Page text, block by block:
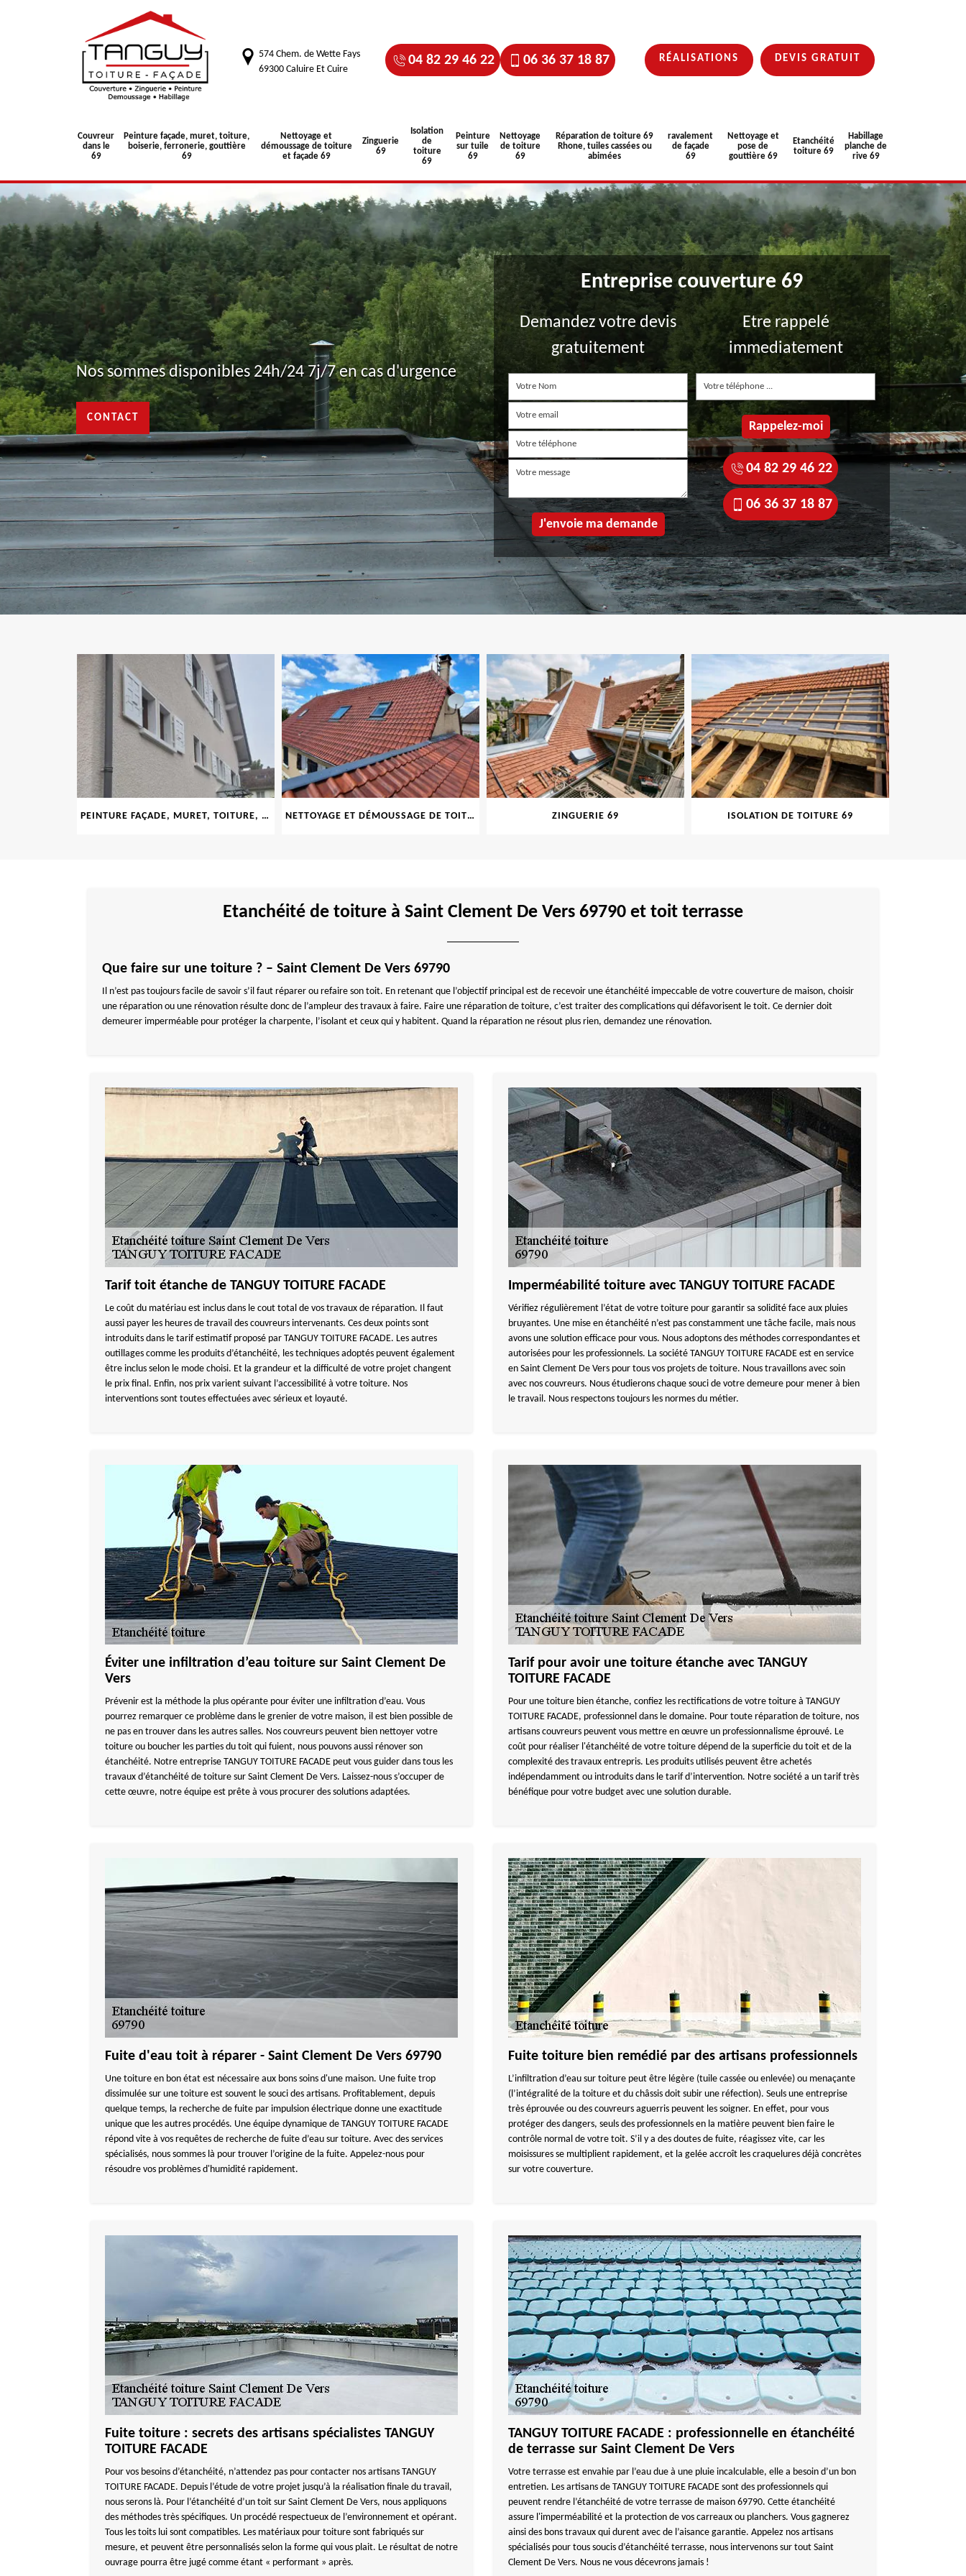
574 Chem. de Wette Fays
69300 Caluire Et Cuire
04 82 29 46 22 06 36 37 18 87 RÉALISATIONS DEVIS GRATUIT
Couvreur
dans le
69
Peinture façade, muret, toiture,
boiserie, ferronerie, gouttière
69
Nettoyage et
démoussage de toiture
et façade 69
Zinguerie
69
Isolation
de
toiture
69
Peinture
sur tuile
69
Nettoyage
de toiture
69
Réparation de toiture 69
Rhone, tuiles cassées ou
abimées
ravalement
de façade
69
Nettoyage et
pose de
gouttière 69
Etanchéité
toiture 69
Habillage
planche de
rive 69
Nos sommes disponibles 24h/24 7j/7 en cas d'urgence
CONTACT
Entreprise couverture 69
Demandez votre devis
gratuitement
Etre rappelé
immediatement
04 82 29 46 22
06 36 37 18 87
PEINTURE FAÇADE, MURET, TOITURE, BOISERIE, FERRONERIE, GOUTTIÈRE 69 NETTOYAGE ET DÉMOUSSAGE DE TOITURE ET FAÇADE 69 ZINGUERIE 69 ISOLATION DE TOITURE 69
Etanchéité de toiture à Saint Clement De Vers 69790 et toit terrasse
Que faire sur une toiture ? – Saint Clement De Vers 69790
Il n’est pas toujours facile de savoir s’il faut réparer ou refaire son toit. En retenant que l’objectif principal est de recevoir une étanchéité impeccable de votre couverture de maison, choisir
une réparation ou une rénovation résulte donc de l’ampleur des travaux à faire. Faire une réparation de toiture, c’est traiter des complications qui défavorisent le toit. Ce dernier doit
demeurer imperméable pour protéger la charpente, l’isolant et ceux qui y habitent. Quand la réparation ne résout plus rien, demandez une rénovation.
Tarif toit étanche de TANGUY TOITURE FACADE
Le coût du matériau est inclus dans le cout total de vos travaux de réparation. Il faut
aussi payer les heures de travail des couvreurs intervenants. Ces deux points sont
introduits dans le tarif estimatif proposé par TANGUY TOITURE FACADE. Les autres
outillages comme les produits d’étanchéité, les techniques adoptés peuvent également
être inclus selon le mode choisi. Et la grandeur et la difficulté de votre projet changent
le prix final. Enfin, nos prix varient suivant l’accessibilité à votre toiture. Nos
interventions sont toutes effectuées avec sérieux et loyauté.
Imperméabilité toiture avec TANGUY TOITURE FACADE
Vérifiez régulièrement l’état de votre toiture pour garantir sa solidité face aux pluies
bruyantes. Une mise en étanchéité n’est pas constamment une tâche facile, mais nous
avons une solution efficace pour vous. Nous adoptons des méthodes correspondantes et
autorisées pour les professionnels. La société TANGUY TOITURE FACADE est en service
en Saint Clement De Vers pour tous vos projets de toiture. Nous travaillons avec soin
avec nos couvreurs. Nous étudierons chaque souci de votre demeure pour mener à bien
le travail. Nous respectons toujours les normes du métier.
Éviter une infiltration d’eau toiture sur Saint Clement De
Vers
Prévenir est la méthode la plus opérante pour éviter une infiltration d’eau. Vous
pourrez remarquer ce problème dans le grenier de votre maison, il est bien possible de
ne pas en trouver dans les autres salles. Nos couvreurs peuvent bien nettoyer votre
toiture ou boucher les parties du toit qui fuient, nous pouvons aussi rénover son
étanchéité. Notre entreprise TANGUY TOITURE FACADE peut vous guider dans tous les
travaux d’étanchéité de toiture sur Saint Clement De Vers. Laissez-nous s’occuper de
cette œuvre, notre équipe est prête à vous procurer des solutions adaptées.
Tarif pour avoir une toiture étanche avec TANGUY
TOITURE FACADE
Pour une toiture bien étanche, confiez les rectifications de votre toiture à TANGUY
TOITURE FACADE, professionnel dans le domaine. Pour toute réparation de toiture, nos
artisans couvreurs peuvent vous mettre en œuvre un professionnalisme éprouvé. Le
coût pour réaliser l'étanchéité de votre toiture dépend de la superficie du toit et de la
complexité des travaux entrepris. Les produits utilisés peuvent être achetés
indépendamment ou introduits dans le tarif d’intervention. Notre société a un tarif très
bénéfique pour votre budget avec une solution durable.
Fuite d'eau toit à réparer - Saint Clement De Vers 69790
Une toiture en bon état est nécessaire aux bons soins d'une maison. Une fuite trop
dissimulée sur une toiture est souvent le souci des artisans. Profitablement, depuis
quelque temps, la recherche de fuite par impulsion électrique donne une exactitude
unique que les autres procédés. Une équipe dynamique de TANGUY TOITURE FACADE
répond vite à vos requêtes de recherche de fuite d’eau sur toiture. Avec des services
spécialisés, nous sommes là pour trouver l’origine de la fuite. Appelez-nous pour
résoudre vos problèmes d'humidité rapidement.
Fuite toiture bien remédié par des artisans professionnels
L’infiltration d’eau sur toiture peut être légère (tuile cassée ou enlevée) ou menaçante
(l’intégralité de la toiture et du châssis doit subir une réfection). Seuls une entreprise
très éprouvée ou des couvreurs aguerris peuvent les soigner. En effet, pour vous
protéger des dangers, seuls des professionnels en la matière peuvent bien faire le
contrôle normal de votre toit. S’il y a des doutes de fuite, réagissez vite, car les
moisissures se multiplient rapidement, et la gelée accroît les craquelures déjà concrètes
sur votre couverture.
Fuite toiture : secrets des artisans spécialistes TANGUY
TOITURE FACADE
Pour vos besoins d’étanchéité, n’attendez pas pour contacter nos artisans TANGUY
TOITURE FACADE. Depuis l’étude de votre projet jusqu’à la réalisation finale du travail,
nous serons là. Pour l’étanchéité d’un toit sur Saint Clement De Vers, nous appliquons
des méthodes très spécifiques. Un procédé respectueux de l’environnement et opérant.
Tous les toits lui sont compatibles. Les matériaux pour toiture sont fabriqués sur
mesure, et peuvent être personnalisés selon la forme qui vous plait. Le résultat de notre
ouvrage pourra être jugé comme étant « performant » après.
TANGUY TOITURE FACADE : professionnelle en étanchéité
de terrasse sur Saint Clement De Vers
Votre terrasse est envahie par l’eau due à une pluie incalculable, elle a besoin d’un bon
entretien. Les artisans de TANGUY TOITURE FACADE sont des professionnels qui
peuvent rendre l’étanchéité de votre terrasse de maison 69790. Cette étanchéité
assure l'imperméabilité et la protection de vos carreaux ou planchers. Vous gagnerez
ainsi des bons travaux qui durent avec de l’aisance garantie. Appelez nos artisans
spécialisés pour tous soucis d’étanchéité terrasse, nous intervenons sur tout Saint
Clement De Vers. Nous ne vous décevrons jamais !